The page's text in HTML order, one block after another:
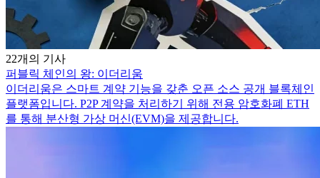
22개의 기사
퍼블릭 체인의 왕: 이더리움
이더리움은 스마트 계약 기능을 갖춘 오픈 소스 공개 블록체인
플랫폼입니다. P2P 계약을 처리하기 위해 전용 암호화폐 ETH
를 통해 분산형 가상 머신(EVM)을 제공합니다.